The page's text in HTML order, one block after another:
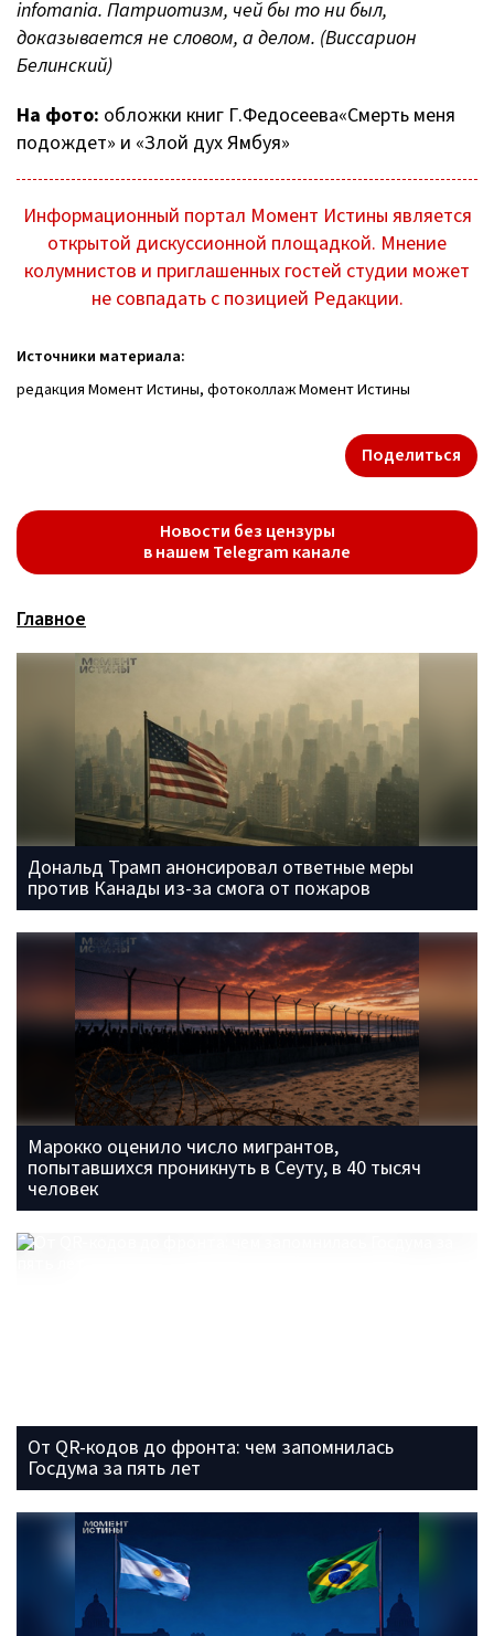
infomania. Патриотизм, чей бы то ни был,
доказывается не словом, а делом. (Виссарион
Белинский)
На фото: обложки книг Г.Федосеева«Смерть меня
подождет» и «Злой дух Ямбуя»
Информационный портал Момент Истины является
открытой дискуссионной площадкой. Мнение
колумнистов и приглашенных гостей студии может
не совпадать с позицией Редакции.
Источники материала:
редакция Момент Истины, фотоколлаж Момент Истины
Поделиться
Новости без цензуры
в нашем Telegram канале
Главное
Дональд Трамп анонсировал ответные меры
против Канады из-за смога от пожаров
Марокко оценило число мигрантов,
попытавшихся проникнуть в Сеуту, в 40 тысяч
человек
От QR-кодов до фронта: чем запомнилась
Госдума за пять лет